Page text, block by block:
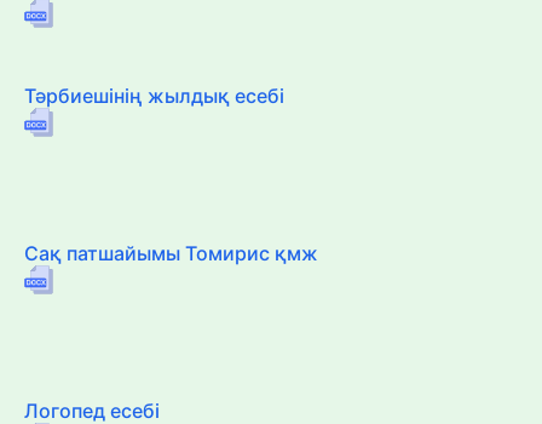
Тәрбиешінің жылдық есебі
Сақ патшайымы Томирис қмж
Логопед есебі